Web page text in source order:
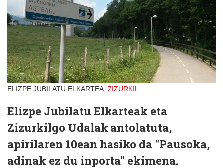
ELIZPE JUBILATU ELKARTEA, ZIZURKIL
Elizpe Jubilatu Elkarteak eta
Zizurkilgo Udalak antolatuta,
apirilaren 10ean hasiko da "Pausoka,
adinak ez du inporta" ekimena.